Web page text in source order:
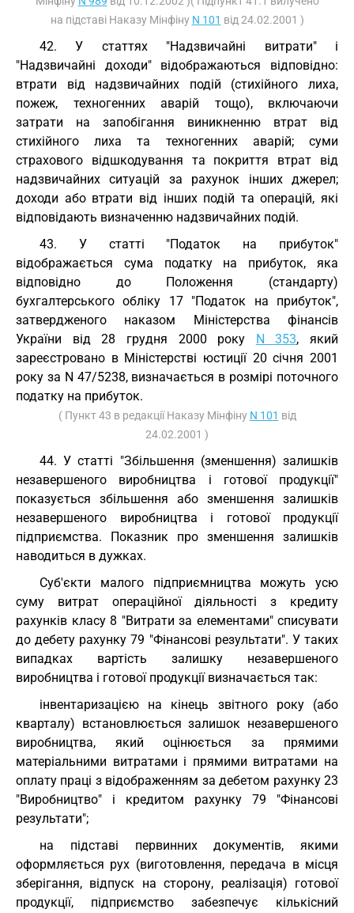
на підставі Наказу Мінфіну N 101 від 24.02.2001 )
42. У статтях "Надзвичайні витрати" і
"Надзвичайні доходи" відображаються відповідно:
втрати від надзвичайних подій (стихійного лиха,
пожеж, техногенних аварій тощо), включаючи
затрати на запобігання виникненню втрат від
стихійного лиха та техногенних аварій; суми
страхового відшкодування та покриття втрат від
надзвичайних ситуацій за рахунок інших джерел;
доходи або втрати від інших подій та операцій, які
відповідають визначенню надзвичайних подій.
43. У статті "Податок на прибуток"
відображається сума податку на прибуток, яка
відповідно до Положення (стандарту)
бухгалтерського обліку 17 "Податок на прибуток",
затвердженого наказом Міністерства фінансів
України від 28 грудня 2000 року N 353, який
зареєстровано в Міністерстві юстиції 20 січня 2001
року за N 47/5238, визначається в розмірі поточного
податку на прибуток.
( Пункт 43 в редакції Наказу Мінфіну N 101 від
24.02.2001 )
44. У статті "Збільшення (зменшення) залишків
незавершеного виробництва і готової продукції"
показується збільшення або зменшення залишків
незавершеного виробництва і готової продукції
підприємства. Показник про зменшення залишків
наводиться в дужках.
Суб'єкти малого підприємництва можуть усю
суму витрат операційної діяльності з кредиту
рахунків класу 8 "Витрати за елементами" списувати
до дебету рахунку 79 "Фінансові результати". У таких
випадках вартість залишку незавершеного
виробництва і готової продукції визначається так:
інвентаризацією на кінець звітного року (або
кварталу) встановлюється залишок незавершеного
виробництва, який оцінюється за прямими
матеріальними витратами і прямими витратами на
оплату праці з відображенням за дебетом рахунку 23
"Виробництво" і кредитом рахунку 79 "Фінансові
результати";
на підставі первинних документів, якими
оформляється рух (виготовлення, передача в місця
зберігання, відпуск на сторону, реалізація) готової
продукції, підприємство забезпечує кількісний